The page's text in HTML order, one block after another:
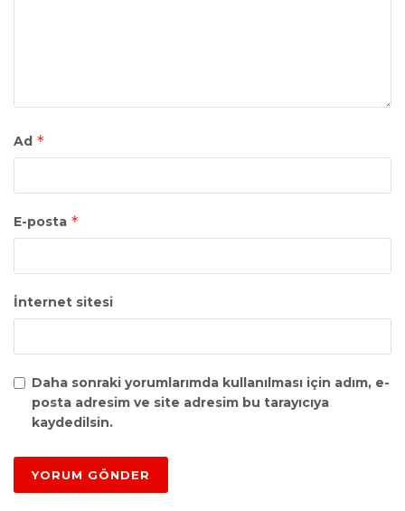
Ad *
E-posta *
İnternet sitesi
Daha sonraki yorumlarımda kullanılması için adım, e-
posta adresim ve site adresim bu tarayıcıya
kaydedilsin.